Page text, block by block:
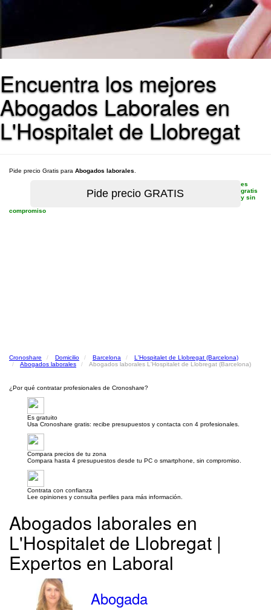
Encuentra los mejores
Abogados Laborales en
L'Hospitalet de Llobregat
Pide precio Gratis para Abogados laborales
es
gratis
y sin
compromiso
Cronoshare Domicilio Barcelona
L'Hospitalet de Llobregat (Barcelona)
Abogados laborales
Abogados laborales L'Hospitalet de Llobregat (Barcelona)
¿Por qué contratar profesionales de Cronoshare?
Es gratuito
Usa Cronoshare gratis: recibe presupuestos y contacta con 4 profesionales.
Compara precios de tu zona
Compara hasta 4 presupuestos desde tu PC o smartphone, sin compromiso.
Contrata con confianza
Lee opiniones y consulta perfiles para más información.
Abogados laborales en
L'Hospitalet de Llobregat |
Expertos en Laboral
Abogada